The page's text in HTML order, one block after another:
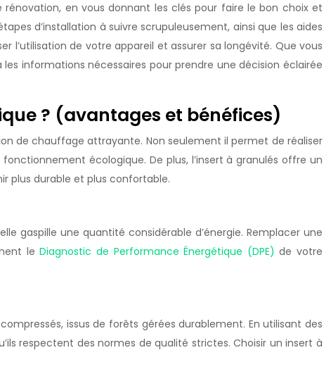
en vous donnant les clés pour faire le bon choix et
d’installation à suivre scrupuleusement, ainsi que les aides
l’utilisation de votre appareil et assurer sa longévité. Que vous
informations nécessaires pour prendre une décision éclairée
? (avantages et bénéfices)
de chauffage attrayante. Non seulement il permet de réaliser
écologique. De plus, l’insert à granulés offre un
plus durable et plus confortable.
gaspille une quantité considérable d’énergie. Remplacer une
leDiagnostic de Performance Énergétique (DPE)de votre
issus de forêts gérées durablement. En utilisant des
respectent des normes de qualité strictes. Choisir un insert à